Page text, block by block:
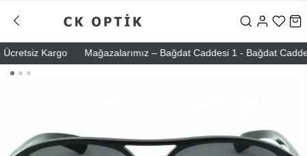
Kargo Mağazalarımız – Bağdat Caddesi 1 - Bağdat